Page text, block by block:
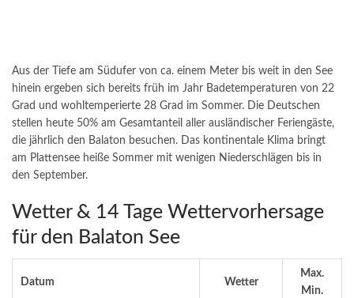
Aus der Tiefe am Südufer von ca. einem Meter bis weit in den See
hinein ergeben sich bereits früh im Jahr Badetemperaturen von 22
Grad und wohltemperierte 28 Grad im Sommer. Die Deutschen
stellen heute 50% am Gesamtanteil aller ausländischer Feriengäste,
die jährlich den Balaton besuchen. Das kontinentale Klima bringt
am Plattensee heiße Sommer mit wenigen Niederschlägen bis in
den September.
Wetter & 14 Tage Wettervorhersage
für den Balaton See
Datum Wetter
Max.
Min.